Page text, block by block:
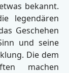
bekannt.
legendären
Geschehen
und seine
Die dem
machen